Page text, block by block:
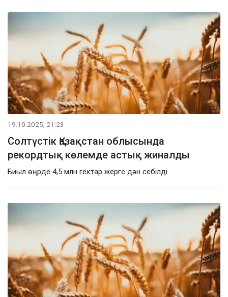
19.10.2025, 21:23
Солтүстік Қазақстан облысында
рекордтық көлемде астық жиналды
Биыл өңрде 4,5 млн гектар жерге дән себілді